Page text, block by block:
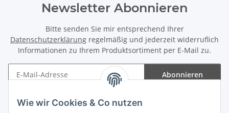
Wie wir Cookies & Co nutzen
Newsletter Abonnieren
Bitte senden Sie mir entsprechend Ihrer
Datenschutzerklärung regelmäßig und jederzeit widerruflich
Informationen zu Ihrem Produktsortiment per E-Mail zu.
Abonnieren